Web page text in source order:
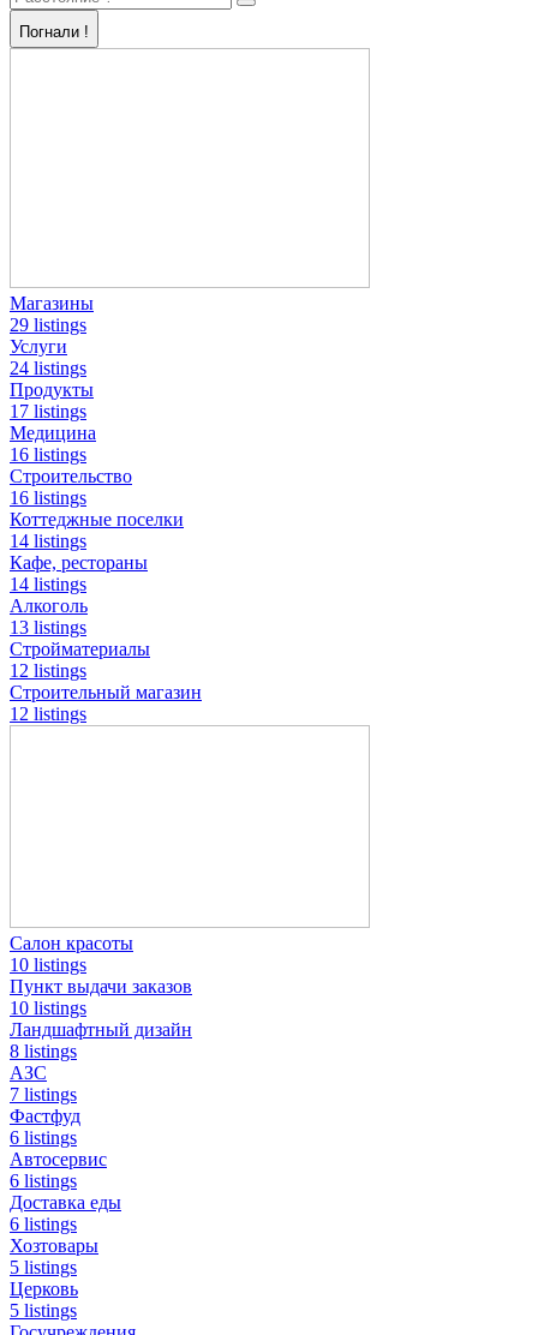
Погнали !
Магазины
29 listings
Услуги
24 listings
Продукты
17 listings
Медицина
16 listings
Строительство
16 listings
Коттеджные поселки
14 listings
Кафе, рестораны
14 listings
Алкоголь
13 listings
Стройматериалы
12 listings
Строительный магазин
12 listings
Салон красоты
10 listings
Пункт выдачи заказов
10 listings
Ландшафтный дизайн
8 listings
АЗС
7 listings
Фастфуд
6 listings
Автосервис
6 listings
Доставка еды
6 listings
Хозтовары
5 listings
Церковь
5 listings